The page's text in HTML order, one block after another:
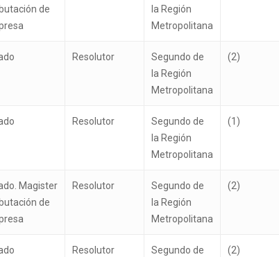
de
la Región
Metropolitana
Resolutor
Segundo de
la Región
Metropolitana
(2)
Resolutor
Segundo de
la Región
Metropolitana
(1)
Magister
de
Resolutor
Segundo de
la Región
Metropolitana
(2)
Resolutor
Segundo de
(2)